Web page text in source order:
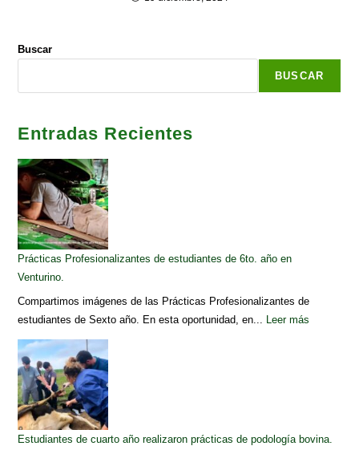
Buscar
BUSCAR
Entradas Recientes
Prácticas Profesionalizantes de estudiantes de 6to. año en
Venturino.
Compartimos imágenes de las Prácticas Profesionalizantes de
estudiantes de Sexto año. En esta oportunidad, en... Leer más
Estudiantes de cuarto año realizaron prácticas de podología bovina.